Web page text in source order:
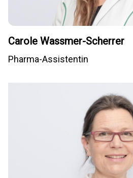
Carole Wassmer-Scherrer
Pharma-Assistentin